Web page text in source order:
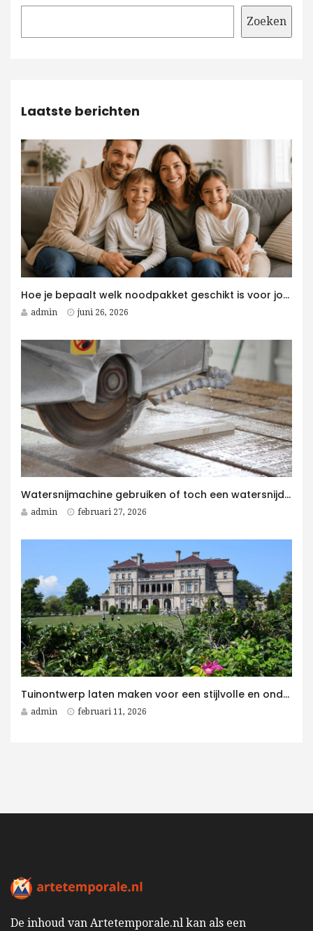
Zoeken
Laatste berichten
Hoe je bepaalt welk noodpakket geschikt is voor jouw gezin
admin juni 26, 2026
Watersnijmachine gebruiken of toch een watersnijder kopen voor jouw bedrijf?
admin februari 27, 2026
Tuinontwerp laten maken voor een stijlvolle en onderhoudsvriendelijke villatuin
admin februari 11, 2026
De inhoud van Artetemporale.nl kan als een